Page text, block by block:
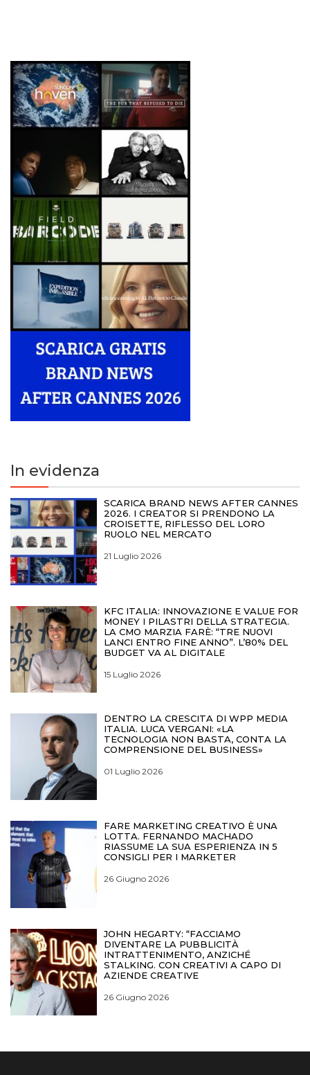
In evidenza
SCARICA BRAND NEWS AFTER CANNES
2026. I CREATOR SI PRENDONO LA
CROISETTE, RIFLESSO DEL LORO
RUOLO NEL MERCATO
21 Luglio 2026
KFC ITALIA: INNOVAZIONE E VALUE FOR
MONEY I PILASTRI DELLA STRATEGIA.
LA CMO MARZIA FARÈ: “TRE NUOVI
LANCI ENTRO FINE ANNO”. L’80% DEL
BUDGET VA AL DIGITALE
15 Luglio 2026
DENTRO LA CRESCITA DI WPP MEDIA
ITALIA. LUCA VERGANI: «LA
TECNOLOGIA NON BASTA, CONTA LA
COMPRENSIONE DEL BUSINESS»
01 Luglio 2026
FARE MARKETING CREATIVO È UNA
LOTTA. FERNANDO MACHADO
RIASSUME LA SUA ESPERIENZA IN 5
CONSIGLI PER I MARKETER
26 Giugno 2026
JOHN HEGARTY: “FACCIAMO
DIVENTARE LA PUBBLICITÀ
INTRATTENIMENTO, ANZICHÉ
STALKING. CON CREATIVI A CAPO DI
AZIENDE CREATIVE
26 Giugno 2026